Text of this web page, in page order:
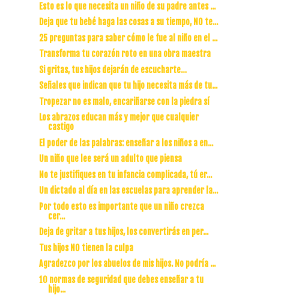
Esto es lo que necesita un niño de su padre antes ...
Deja que tu bebé haga las cosas a su tiempo, NO te...
25 preguntas para saber cómo le fue al niño en el ...
Transforma tu corazón roto en una obra maestra
Si gritas, tus hijos dejarán de escucharte…
Señales que indican que tu hijo necesita más de tu...
Tropezar no es malo, encariñarse con la piedra sí
Los abrazos educan más y mejor que cualquier
castigo
El poder de las palabras: enseñar a los niños a en...
Un niño que lee será un adulto que piensa
No te justifiques en tu infancia complicada, tú er...
Un dictado al día en las escuelas para aprender la...
Por todo esto es importante que un niño crezca
cer...
Deja de gritar a tus hijos, los convertirás en per...
Tus hijos NO tienen la culpa
Agradezco por los abuelos de mis hijos. No podría ...
10 normas de seguridad que debes enseñar a tu
hijo...